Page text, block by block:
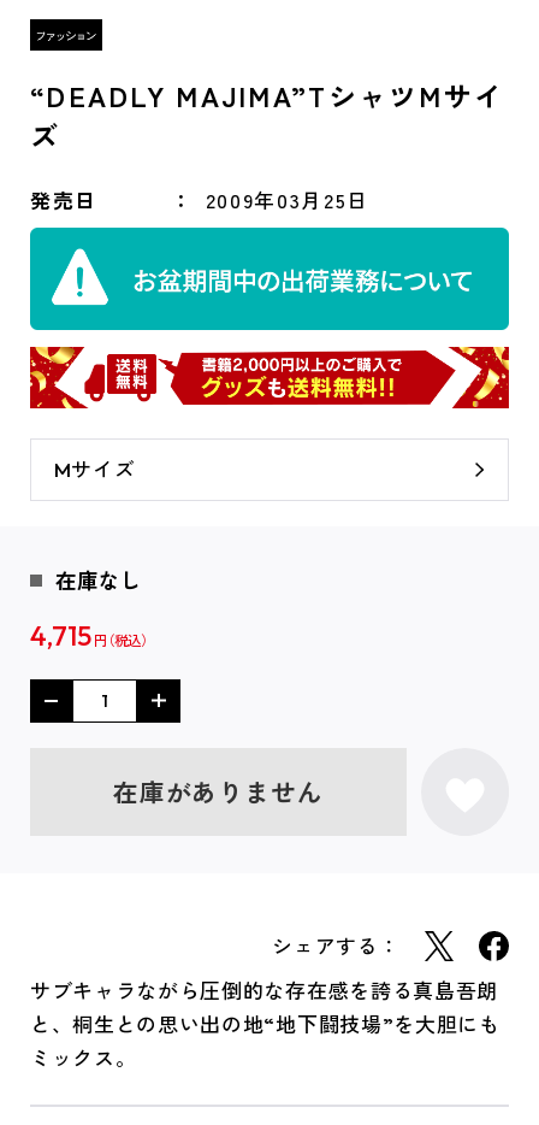
“DEADLY MAJIMA”TシャツMサイ
ズ
発売日 2009年03月25日
Mサイズ
在庫なし
4,715 円
在庫がありません
シェアする：
サブキャラながら圧倒的な存在感を誇る真島吾朗
と、桐生との思い出の地“地下闘技場”を大胆にも
ミックス。